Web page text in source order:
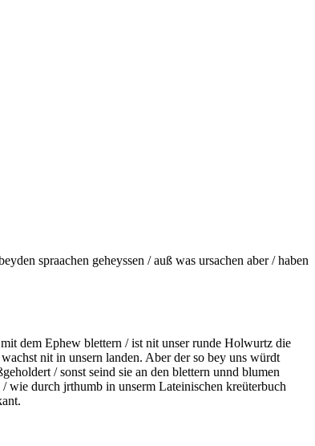
spraachen geheyssen / auß was ursachen aber / haben
dem Ephew blettern / ist nit unser runde Holwurtz die
nit in unsern landen. Aber der so bey uns würdt
/ sonst seind sie an den blettern unnd blumen
wie durch jrthumb in unserm Lateinischen kreüterbuch